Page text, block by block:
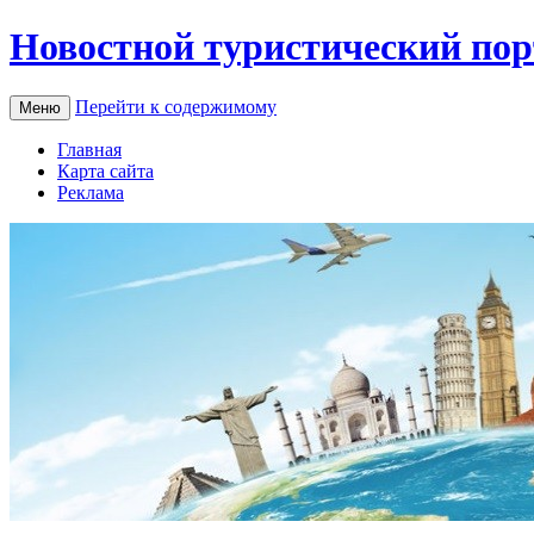
Новостной туристический
Меню Перейти к содержимому
Главная
Карта сайта
Реклама